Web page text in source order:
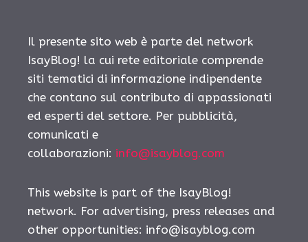
Il presente sito web è parte del network
IsayBlog! la cui rete editoriale comprende
siti tematici di informazione indipendente
che contano sul contributo di appassionati
ed esperti del settore. Per pubblicità,
comunicati e
collaborazioni: info@isayblog.com
This website is part of the IsayBlog!
network. For advertising, press releases and
other opportunities: info@isayblog.com